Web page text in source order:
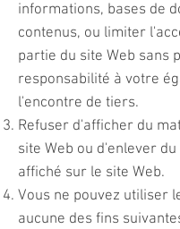
informations, bases de
contenus, ou limiter
partie du site Web sans
responsabilité à votre
l'encontre de tiers.
Refuser d'afficher du
site Web ou d'enlever
affiché sur le site Web.
Vous ne pouvez utiliser
aucune des fins